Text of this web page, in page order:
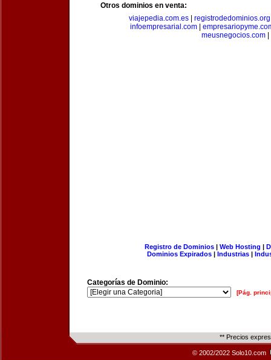
Otros dominios en venta:
viajepedia.com.es| registrodedominios.org
infoempresarial.com|
meusnegocios.com
Registro de Dominios| Web Hosting |
Dominios Expirados | Industrias |
Categorías de Dominio:
[Pág.
** Precios
© 2002/2022 Solo10.com